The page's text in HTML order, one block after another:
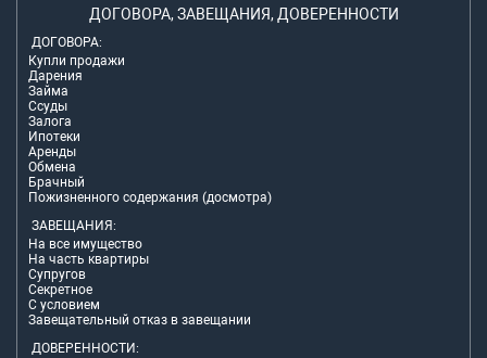
ДОГОВОРА, ЗАВЕЩАНИЯ, ДОВЕРЕННОСТИ
ДОГОВОРА:
Купли продажи
Дарения
Займа
Ссуды
Залога
Ипотеки
Аренды
Обмена
Брачный
Пожизненного содержания (досмотра)
ЗАВЕЩАНИЯ:
На все имущество
На часть квартиры
Супругов
Секретное
С условием
Завещательный отказ в завещании
ДОВЕРЕННОСТИ: